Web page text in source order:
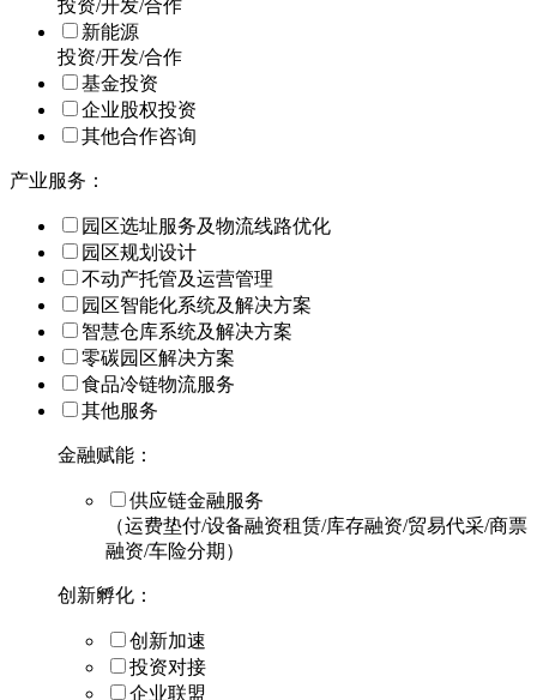
投资/开发/合作
新能源
投资/开发/合作
基金投资
企业股权投资
其他合作咨询
产业服务：
园区选址服务及物流线路优化
园区规划设计
不动产托管及运营管理
园区智能化系统及解决方案
智慧仓库系统及解决方案
零碳园区解决方案
食品冷链物流服务
其他服务
金融赋能：
供应链金融服务
（运费垫付/设备融资租赁/库存融资/贸易代采/商票
融资/车险分期）
创新孵化：
创新加速
投资对接
企业联盟